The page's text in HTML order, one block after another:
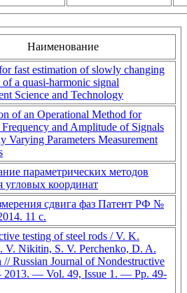
Наименование
fast estimation of slowly changing
of a quasi-harmonic signal
Science and Technology
of an Operational Method for
and Amplitude of Signals
Varying Parameters Measurement
параметрических методов
угловых координат
сдвига фаз Патент РФ №
11 с.
testing of steel rods / V. K.
V. Nikitin, S. V. Perchenko, D. A.
// Russian Journal of Nondestructive
— Vol. 49, Issue 1. — Pp. 49-